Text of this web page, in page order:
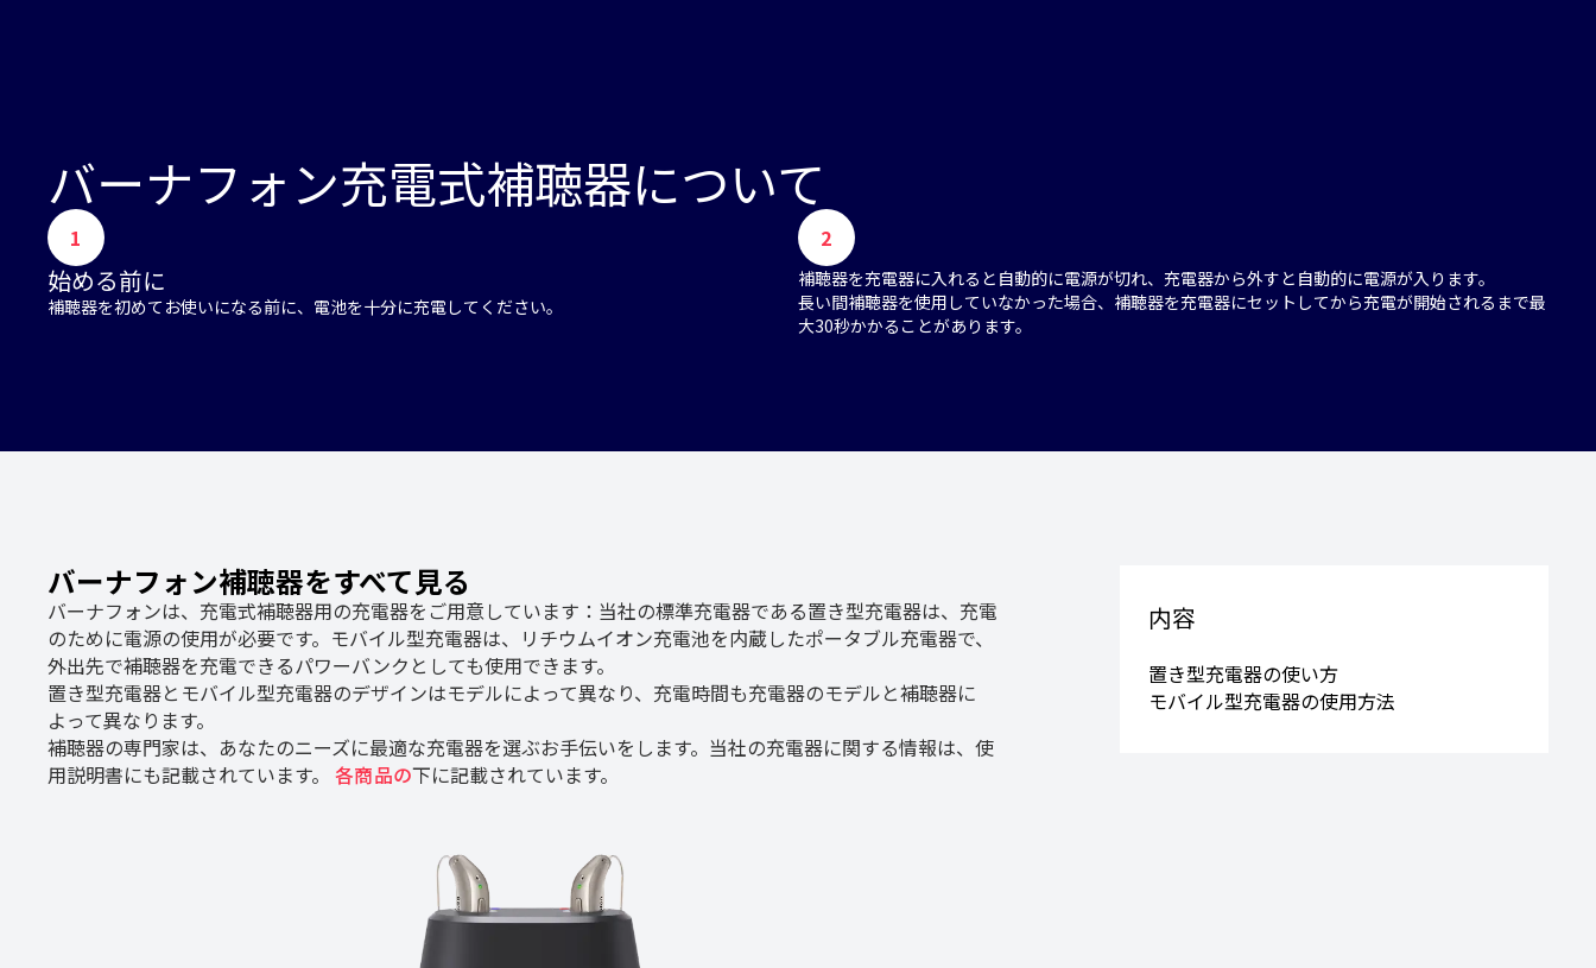
バーナフォン充電式補聴器について
1
始める前に
補聴器を初めてお使いになる前に、電池を十分に充電してください。
2
補聴器を充電器に入れると自動的に電源が切れ、充電器から外すと自動的に電源が入ります。
長い間補聴器を使用していなかった場合、補聴器を充電器にセットしてから充電が開始されるまで最
大30秒かかることがあります。
バーナフォン補聴器をすべて見る
バーナフォンは、充電式補聴器用の充電器をご用意しています：当社の標準充電器である置き型充電器は、充電
のために電源の使用が必要です。モバイル型充電器は、リチウムイオン充電池を内蔵したポータブル充電器で、
外出先で補聴器を充電できるパワーバンクとしても使用できます。
置き型充電器とモバイル型充電器のデザインはモデルによって異なり、充電時間も充電器のモデルと補聴器に
よって異なります。
補聴器の専門家は、あなたのニーズに最適な充電器を選ぶお手伝いをします。当社の充電器に関する情報は、使
用説明書にも記載されています。 各商品の下に記載されています。
内容
置き型充電器の使い方
モバイル型充電器の使用方法